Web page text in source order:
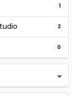
1
2
0